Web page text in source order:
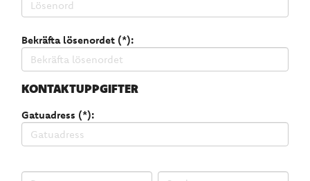
Bekräfta lösenordet (*):
KONTAKTUPPGIFTER
Gatuadress (*):